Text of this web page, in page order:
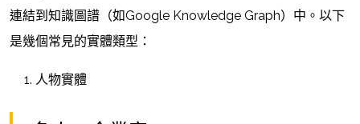
連結到知識圖譜（如Google Knowledge Graph）中。以下
是幾個常見的實體類型：
人物實體